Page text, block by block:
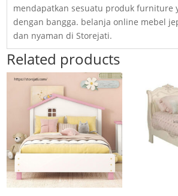
mendapatkan sesuatu produk furniture
dengan bangga. belanja online mebel
dan nyaman di Storejati.
Related products